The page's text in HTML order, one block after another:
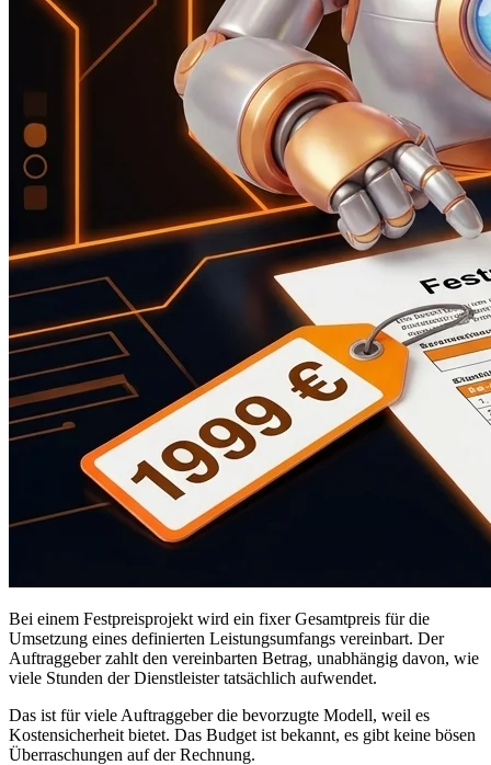
Bei einem Festpreisprojekt wird ein fixer Gesamtpreis für die
Umsetzung eines definierten Leistungsumfangs vereinbart. Der
Auftraggeber zahlt den vereinbarten Betrag, unabhängig davon, wie
viele Stunden der Dienstleister tatsächlich aufwendet.
Das ist für viele Auftraggeber die bevorzugte Modell, weil es
Kostensicherheit bietet. Das Budget ist bekannt, es gibt keine bösen
Überraschungen auf der Rechnung.